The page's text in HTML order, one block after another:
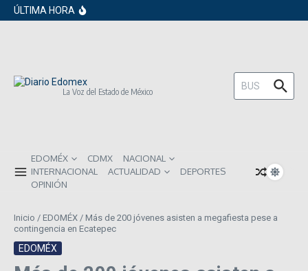
Saltar al contenido
ÚLTIMA HORA
inversionistas extranjeros; emite nueva
comunes entre los mexicanos
La Voz del Estado de México
Buscar:
EDOMÉX CDMX
NACIONAL
INTERNACIONAL
ACTUALIDAD
DEPORTES
OPINIÓN
Inicio / EDOMÉX / Más de 200 jóvenes asisten a megafiesta pese a
contingencia en Ecatepec
EDOMÉX